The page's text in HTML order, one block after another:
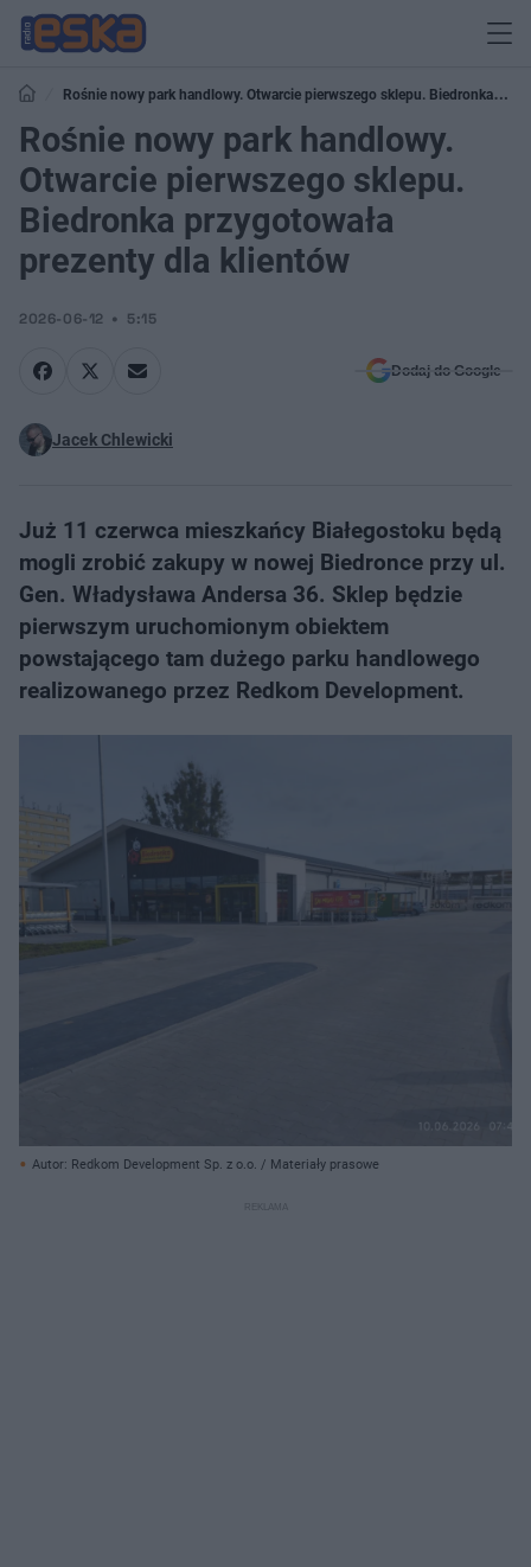
Rośnie nowy park handlowy. Otwarcie pierwszego sklepu. Biedronka
przygotowała prezenty dla klientów
Rośnie nowy park handlowy.
Otwarcie pierwszego sklepu.
Biedronka przygotowała
prezenty dla klientów
2026-06-12 5:15
Dodaj do Google
Jacek Chlewicki
Już 11 czerwca mieszkańcy Białegostoku będą
mogli zrobić zakupy w nowej Biedronce przy ul.
Gen. Władysława Andersa 36. Sklep będzie
pierwszym uruchomionym obiektem
powstającego tam dużego parku handlowego
realizowanego przez Redkom Development.
Autor: Redkom Development Sp. z o.o. / Materiały prasowe